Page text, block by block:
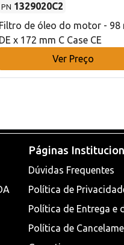
PN 1329020C2
Filtro de óleo do motor - 98
DE x 172 mm C Case CE
Ver Preço
Páginas
Dúvidas Frequentes
Política de
Política de Entrega e
Política de